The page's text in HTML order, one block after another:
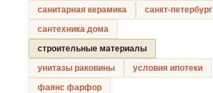
санитарная керамика
санкт-петербург
сантехника дома
строительные материалы
унитазы раковины
условия ипотеки
фаянс фарфор